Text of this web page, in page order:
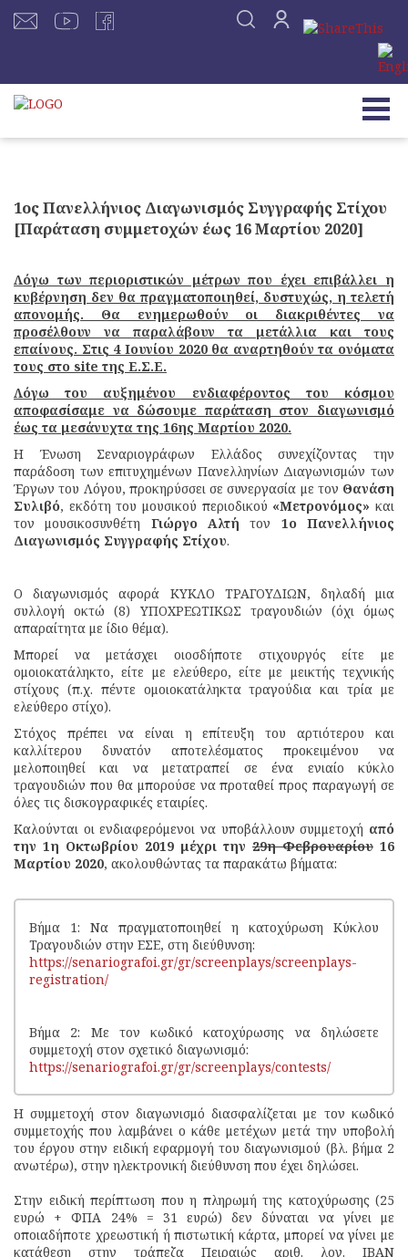
1ος Πανελλήνιος Διαγωνισμός Συγγραφής Στίχου
[Παράταση συμμετοχών έως 16 Μαρτίου 2020]
Λόγω των περιοριστικών μέτρων που έχει επιβάλλει η
κυβέρνηση δεν θα πραγματοποιηθεί, δυστυχώς, η τελετή
απονομής. Θα ενημερωθούν οι διακριθέντες να
προσέλθουν να παραλάβουν τα μετάλλια και τους
επαίνους. Στις 4 Ιουνίου 2020 θα αναρτηθούν τα ονόματα
τους στο site της Ε.Σ.Ε.
Λόγω του αυξημένου ενδιαφέροντος του κόσμου
αποφασίσαμε να δώσουμε παράταση στον διαγωνισμό
έως τα μεσάνυχτα της 16ης Μαρτίου 2020.
Η Ένωση Σεναριογράφων Ελλάδος συνεχίζοντας την
παράδοση των επιτυχημένων Πανελληνίων Διαγωνισμών των
Έργων του Λόγου, προκηρύσσει σε συνεργασία με τον Θανάση
Συλιβό, εκδότη του μουσικού περιοδικού «Μετρονόμος» και
τον μουσικοσυνθέτη Γιώργο Αλτή τον 1ο Πανελλήνιος
Διαγωνισμός Συγγραφής Στίχου.
Ο διαγωνισμός αφορά ΚΥΚΛΟ ΤΡΑΓΟΥΔΙΩΝ, δηλαδή μια
συλλογή οκτώ (8) ΥΠΟΧΡΕΩΤΙΚΩΣ τραγουδιών (όχι όμως
απαραίτητα με ίδιο θέμα).
Μπορεί να μετάσχει οιοσδήποτε στιχουργός είτε με
ομοιοκατάληκτο, είτε με ελεύθερο, είτε με μεικτής τεχνικής
στίχους (π.χ. πέντε ομοιοκατάληκτα τραγούδια και τρία με
ελεύθερο στίχο).
Στόχος πρέπει να είναι η επίτευξη του αρτιότερου και
καλλίτερου δυνατόν αποτελέσματος προκειμένου να
μελοποιηθεί και να μετατραπεί σε ένα ενιαίο κύκλο
τραγουδιών που θα μπορούσε να προταθεί προς παραγωγή σε
όλες τις δισκογραφικές εταιρίες.
Καλούνται οι ενδιαφερόμενοι να υποβάλλουν συμμετοχή από
την 1η Οκτωβρίου 2019 μέχρι την 29η Φεβρουαρίου 16
Μαρτίου 2020, ακολουθώντας τα παρακάτω βήματα:
Βήμα 1: Να πραγματοποιηθεί η κατοχύρωση Κύκλου
Τραγουδιών στην ΕΣΕ, στη διεύθυνση:
https://senariografoi.gr/gr/screenplays/screenplays-
registration/
Βήμα 2: Με τον κωδικό κατοχύρωσης να δηλώσετε
συμμετοχή στον σχετικό διαγωνισμό:
https://senariografoi.gr/gr/screenplays/contests/
Η συμμετοχή στον διαγωνισμό διασφαλίζεται με τον κωδικό
συμμετοχής που λαμβάνει ο κάθε μετέχων μετά την υποβολή
του έργου στην ειδική εφαρμογή του διαγωνισμού (βλ. βήμα 2
ανωτέρω), στην ηλεκτρονική διεύθυνση που έχει δηλώσει.
Στην ειδική περίπτωση που η πληρωμή της κατοχύρωσης (25
ευρώ + ΦΠΑ 24% = 31 ευρώ) δεν δύναται να γίνει με
οποιαδήποτε χρεωστική ή πιστωτική κάρτα, μπορεί να γίνει με
κατάθεση στην τράπεζα Πειραιώς αριθ. λογ. IBAN